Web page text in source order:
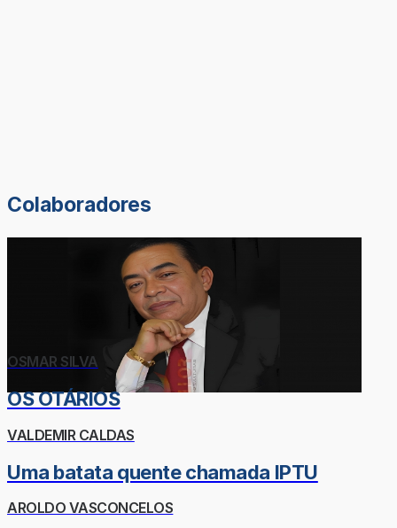
Colaboradores
OSMAR SILVA
OS OTÁRIOS
VALDEMIR CALDAS
Uma batata quente chamada IPTU
AROLDO VASCONCELOS